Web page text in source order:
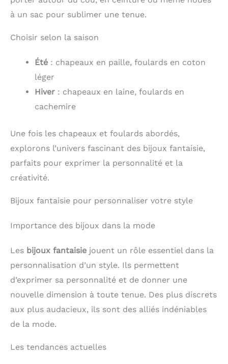
à un sac pour sublimer une tenue.
Choisir selon la saison
Été : chapeaux en paille, foulards en coton
léger
Hiver : chapeaux en laine, foulards en
cachemire
Une fois les chapeaux et foulards abordés,
explorons l’univers fascinant des bijoux fantaisie,
parfaits pour exprimer la personnalité et la
créativité.
Bijoux fantaisie pour personnaliser votre style
Importance des bijoux dans la mode
Les bijoux fantaisie jouent un rôle essentiel dans la
personnalisation d’un style. Ils permettent
d’exprimer sa personnalité et de donner une
nouvelle dimension à toute tenue. Des plus discrets
aux plus audacieux, ils sont des alliés indéniables
de la mode.
Les tendances actuelles